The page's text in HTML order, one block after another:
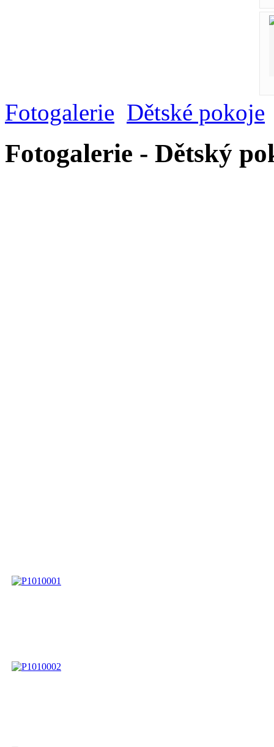
Fotogalerie Dětské pokoje
Fotogalerie - Dětský